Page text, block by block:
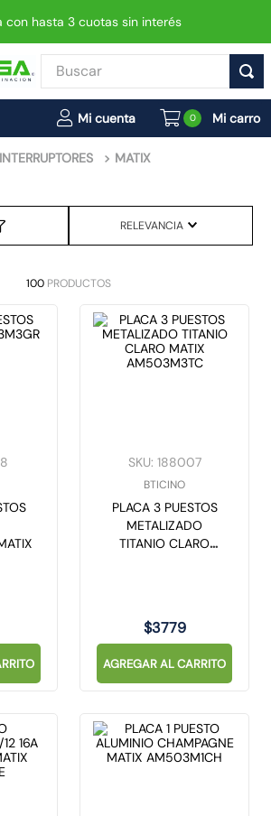
con hasta 3 cuotas sin interés
Buscar
0
MATIX
RELEVANCIA
100 PRODUCTOS
SKU: 188007
BTICINO
PLACA 3 PUESTOS
METALIZADO
TITANIO CLARO
$3779
AGREGAR AL CARRITO
TÉRMINOS MÁS BUSCADOS
1.
interruptor
2.
enchufe
foco
6.
matixgo
foco led
ampolleta